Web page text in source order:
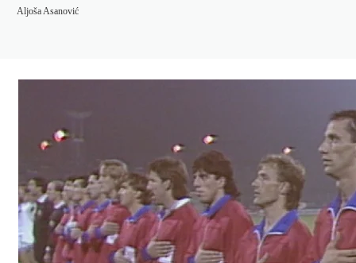
Aljoša Asanović